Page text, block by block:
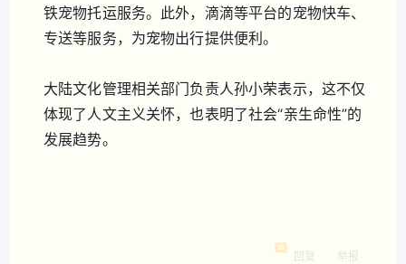
铁宠物托运服务。此外，滴滴等平台的宠物快车、
专送等服务，为宠物出行提供便利。
大陆文化管理相关部门负责人孙小荣表示，这不仅
体现了人文主义关怀，也表明了社会“亲生命性”的
发展趋势。
回复 举报